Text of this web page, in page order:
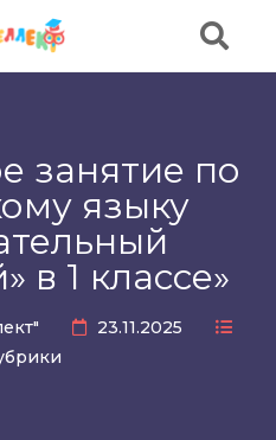
занятие по
языку
в 1 классе»
23.11.2025